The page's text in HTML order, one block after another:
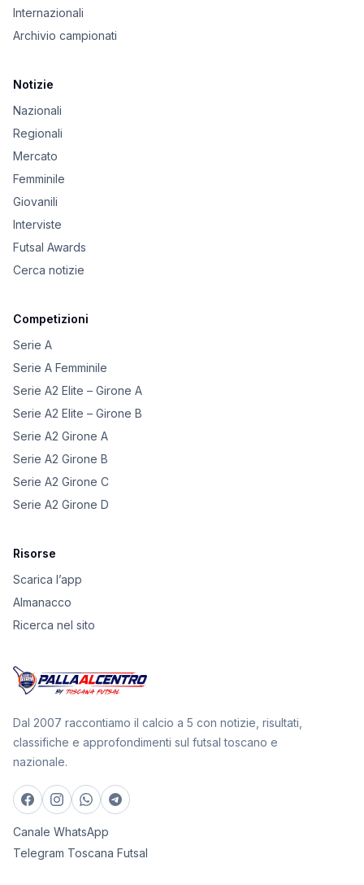
Internazionali
Archivio campionati
Notizie
Nazionali
Regionali
Mercato
Femminile
Giovanili
Interviste
Futsal Awards
Cerca notizie
Competizioni
Serie A
Serie A Femminile
Serie A2 Elite – Girone A
Serie A2 Elite – Girone B
Serie A2 Girone A
Serie A2 Girone B
Serie A2 Girone C
Serie A2 Girone D
Risorse
Scarica l’app
Almanacco
Ricerca nel sito
Dal 2007 raccontiamo il calcio a 5 con notizie, risultati,
classifiche e approfondimenti sul futsal toscano e
nazionale.
Canale WhatsApp
Telegram Toscana Futsal